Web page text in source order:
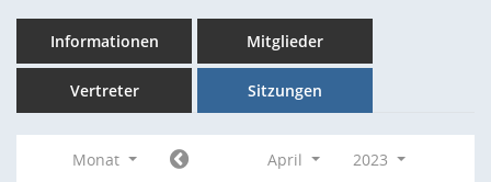
Informationen Mitglieder
Vertreter Sitzungen
Monat April
2023